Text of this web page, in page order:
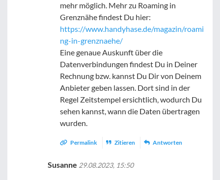
mehr möglich. Mehr zu Roaming in
Grenznähe findest Du hier:
https://www.handyhase.de/magazin/roami
ng-in-grenznaehe/
Eine genaue Auskunft über die
Datenverbindungen findest Du in Deiner
Rechnung bzw. kannst Du Dir von Deinem
Anbieter geben lassen. Dort sind in der
Regel Zeitstempel ersichtlich, wodurch Du
sehen kannst, wann die Daten übertragen
wurden.
Permalink Zitieren Antworten
Susanne 29.08.2023, 15:50